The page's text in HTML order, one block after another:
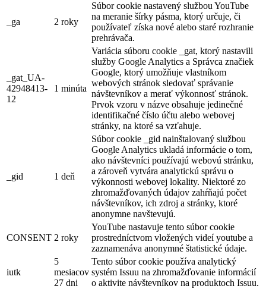
_ga 2 roky
Súbor cookie nastavený službou YouTube
na meranie šírky pásma, ktorý určuje, či
používateľ získa nové alebo staré rozhranie
prehrávača.
_gat_UA-
42948413-
12
1 minúta
Variácia súboru cookie _gat, ktorý nastavili
služby Google Analytics a Správca značiek
Google, ktorý umožňuje vlastníkom
webových stránok sledovať správanie
návštevníkov a merať výkonnosť stránok.
Prvok vzoru v názve obsahuje jedinečné
identifikačné číslo účtu alebo webovej
stránky, na ktoré sa vzťahuje.
_gid 1 deň
Súbor cookie _gid nainštalovaný službou
Google Analytics ukladá informácie o tom,
ako návštevníci používajú webovú stránku,
a zároveň vytvára analytickú správu o
výkonnosti webovej lokality. Niektoré zo
zhromažďovaných údajov zahŕňajú počet
návštevníkov, ich zdroj a stránky, ktoré
anonymne navštevujú.
CONSENT 2 roky
YouTube nastavuje tento súbor cookie
prostredníctvom vložených videí youtube a
zaznamenáva anonymné štatistické údaje.
iutk
5
mesiacov
27 dni
Tento súbor cookie používa analytický
systém Issuu na zhromažďovanie informácií
o aktivite návštevníkov na produktoch Issuu.